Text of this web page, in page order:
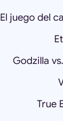
El juego del
Godzilla
True